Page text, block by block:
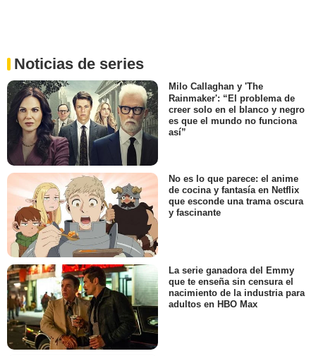
Noticias de series
Milo Callaghan y 'The
Rainmaker': “El problema de
creer solo en el blanco y negro
es que el mundo no funciona
así”
No es lo que parece: el anime
de cocina y fantasía en Netflix
que esconde una trama oscura
y fascinante
La serie ganadora del Emmy
que te enseña sin censura el
nacimiento de la industria para
adultos en HBO Max